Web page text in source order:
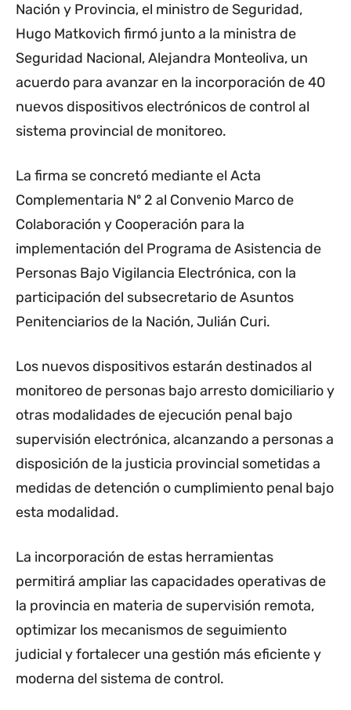
Nación y Provincia, el ministro de Seguridad,
Hugo Matkovich firmó junto a la ministra de
Seguridad Nacional, Alejandra Monteoliva, un
acuerdo para avanzar en la incorporación de 40
nuevos dispositivos electrónicos de control al
sistema provincial de monitoreo.
La firma se concretó mediante el Acta
Complementaria Nº 2 al Convenio Marco de
Colaboración y Cooperación para la
implementación del Programa de Asistencia de
Personas Bajo Vigilancia Electrónica, con la
participación del subsecretario de Asuntos
Penitenciarios de la Nación, Julián Curi.
Los nuevos dispositivos estarán destinados al
monitoreo de personas bajo arresto domiciliario y
otras modalidades de ejecución penal bajo
supervisión electrónica, alcanzando a personas a
disposición de la justicia provincial sometidas a
medidas de detención o cumplimiento penal bajo
esta modalidad.
La incorporación de estas herramientas
permitirá ampliar las capacidades operativas de
la provincia en materia de supervisión remota,
optimizar los mecanismos de seguimiento
judicial y fortalecer una gestión más eficiente y
moderna del sistema de control.